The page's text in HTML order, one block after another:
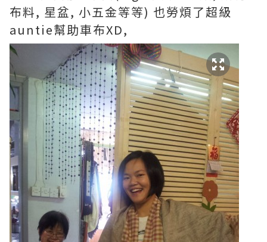
布料, 星盆, 小五金等等) 也勞煩了超級
auntie幫助車布XD,